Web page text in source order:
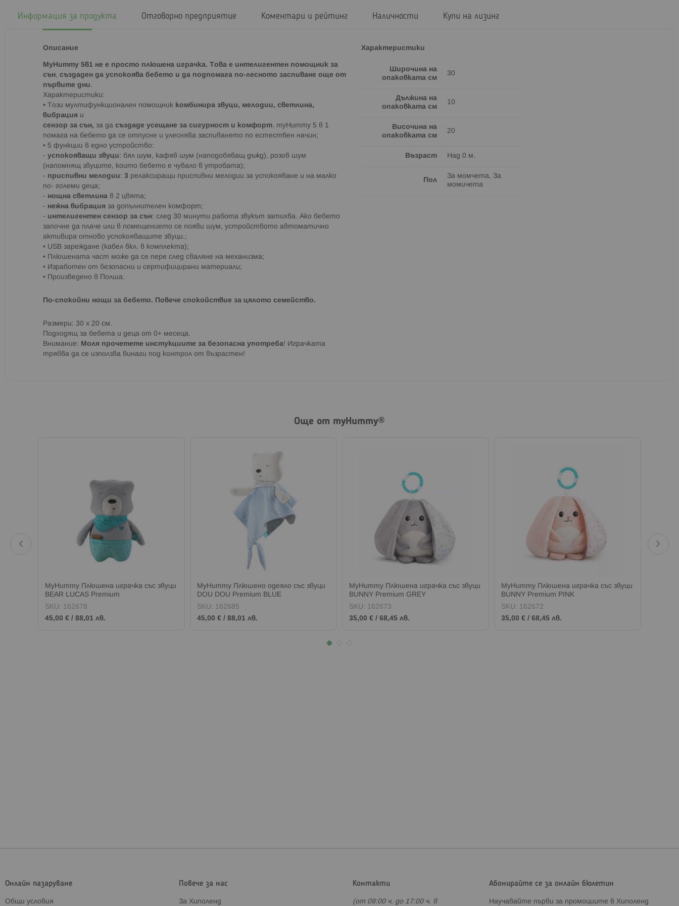
Информация за продукта
Описание
MyHummy 5в1 не е просто плюшена играчка. Това е интелигентен помощник за
сън, създаден да успокоява бебето и да подпомага по-лесното заспиване още от
първите дни.
Характеристики:
• Този мултифункционален помощник комбинира звуци, мелодии, светлина,
вибрация и
сензор за сън, за да създаде усещане за сигурност и комфорт. myHummy 5 в 1
помага на бебето да се отпусне и улеснява заспиването по естествен начин;
• 5 функции в едно устройство:
- успокояващи звуци: бял шум, кафяв шум (наподобяващ дъжд), розов шум
(напомнящ звуците, които бебето е чувало в утробата);
- приспивни мелодии: 3 релаксиращи приспивни мелодии за успокояване и на малко
по- големи деца;
- нощна светлина в 2 цвята;
- нежна вибрация за допълнителен комфорт;
- интелигентен сензор за сън: след 30 минути работа звукът затихва. Ако бебето
започне да плаче или в помещението се появи шум, устройството автоматично
активира отново успокояващите звуци.;
• USB зареждане (кабел вкл. в комплекта);
• Плюшената част може да се пере след сваляне на механизма;
• Изработен от безопасни и сертифицирани материали;
• Произведено в Полша.
По-спокойни нощи за бебето. Повече спокойствие за цялото семейство.
Размери: 30 х 20 см.
Подходящ за бебета и деца от 0+ месеца.
Внимание:
Моля прочетете инстукциите за безопасна употреба! Играчката
трябва да се използва винаги под контрол от възрастен!
Характеристики
Широчина на
опаковката см
30
Дължина на
опаковката см
10
Височина на
опаковката см
20
Възраст Над 0 м.
Пол
За момчета, За
момичета
Отговорно предприятие Коментари и рейтинг Наличности Купи на лизинг
Още от myHummy®
MyHummy Плюшена играчка със звуци
BEAR LUCAS Premium
SKU: 162678
45,00 € / 88,01 лв.
MyHummy Плюшено одеяло със звуци
DOU DOU Premium BLUE
SKU: 162685
45,00 € / 88,01 лв.
MyHummy Плюшена играчка със звуци
BUNNY Premium GREY
SKU: 162673
35,00 € / 68,45 лв.
MyHummy Плюшена играчка със звуци
BUNNY Premium PINK
SKU: 162672
35,00 € / 68,45 лв.
Онлайн пазаруване
Общи условия
Повече за нас
За Хиполенд
Контакти
(от 09:00 ч. до 17:00 ч. в
Абонирайте се за онлайн бюлетин
Научавайте първи за промоциите в Хиполенд